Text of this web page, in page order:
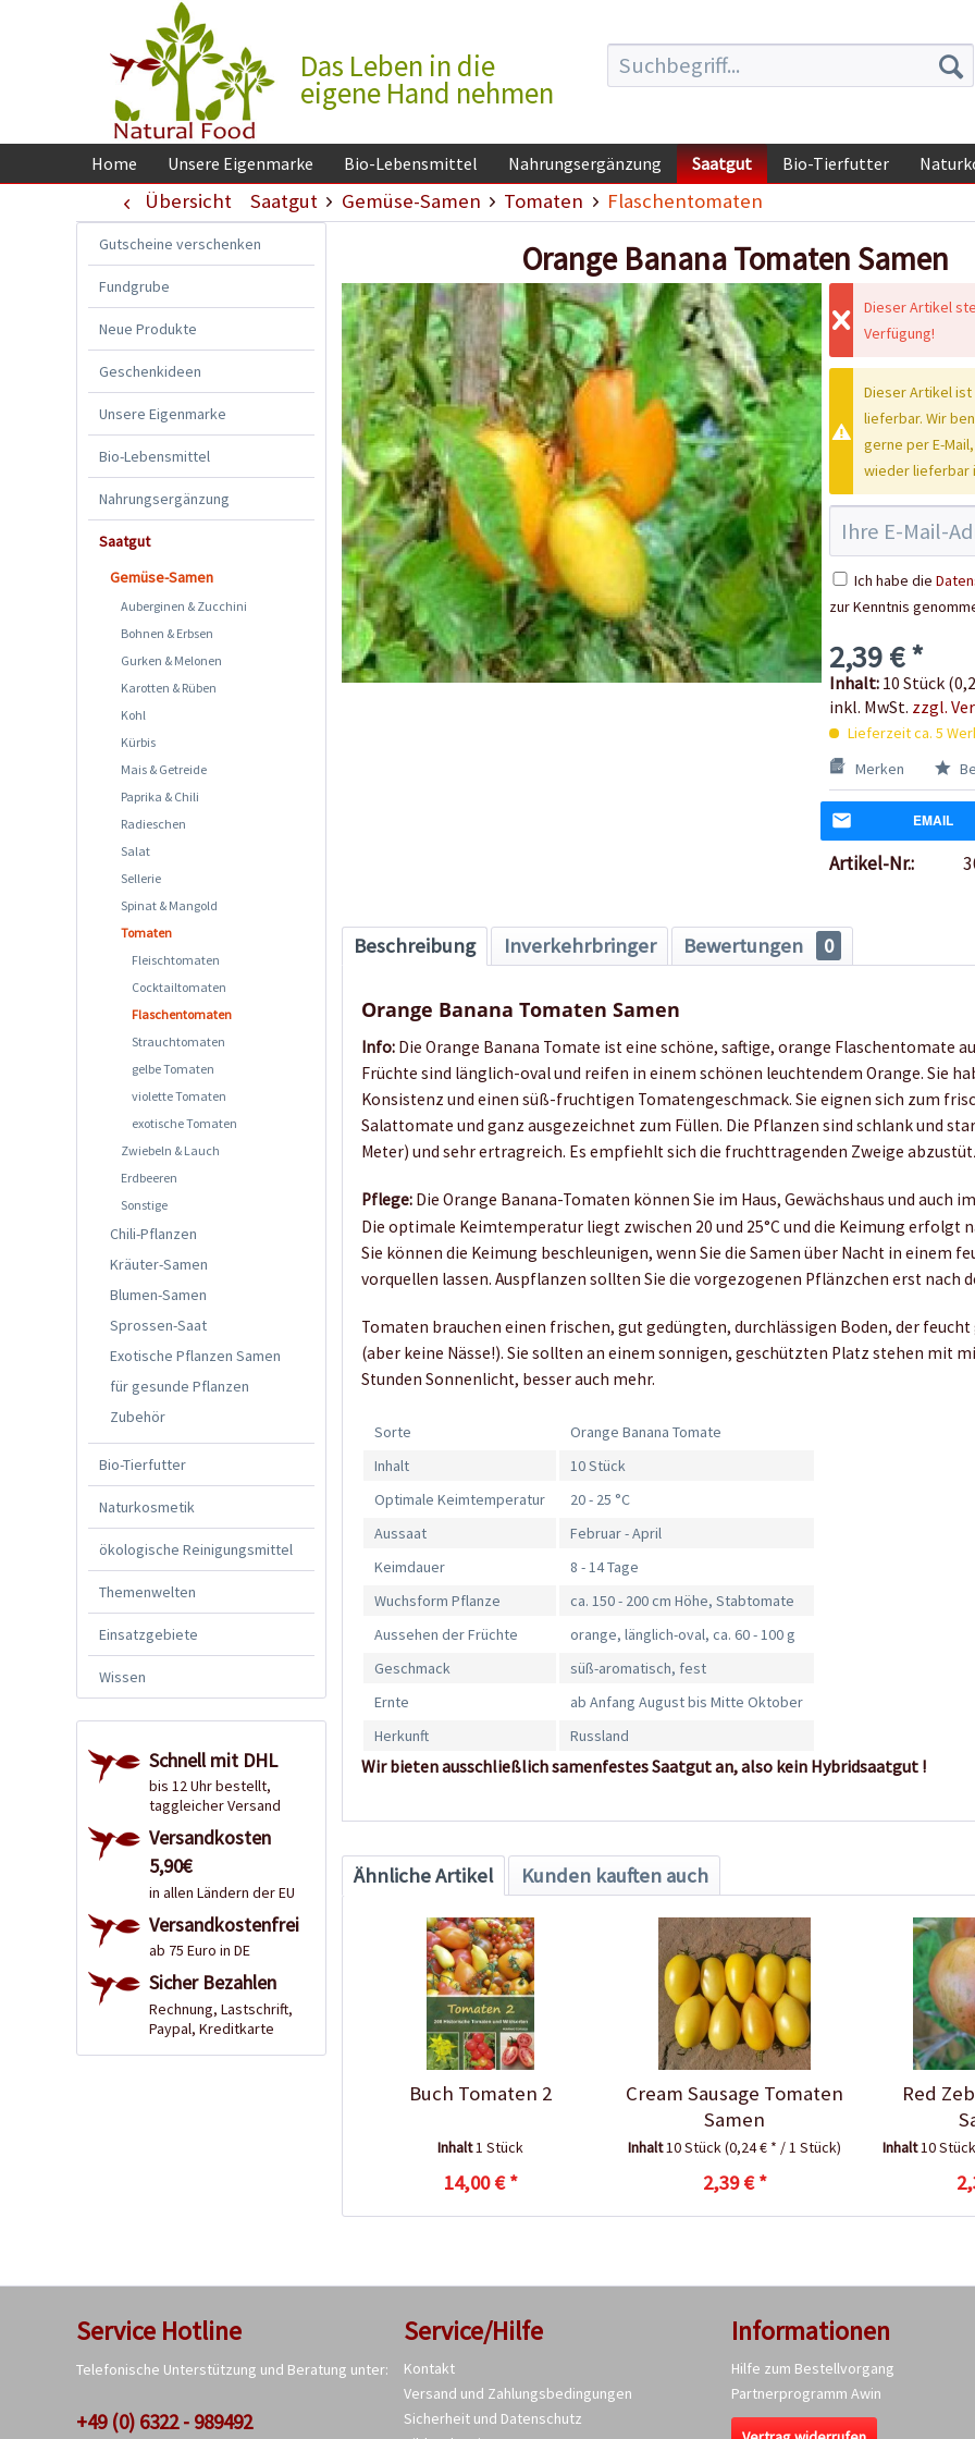
Das Leben in die
eigene Hand nehmen
Home Unsere Eigenmarke Bio-Lebensmittel Nahrungsergänzung Saatgut Bio-Tierfutter
Übersicht Saatgut Gemüse-Samen Tomaten Flaschentomaten
Gutscheine verschenken
Fundgrube
Neue Produkte
Geschenkideen
Unsere Eigenmarke
Bio-Lebensmittel
Nahrungsergänzung
Saatgut
Gemüse-Samen
Auberginen & Zucchini
Bohnen & Erbsen
Gurken & Melonen
Karotten & Rüben
Kohl
Kürbis
Mais & Getreide
Paprika & Chili
Radieschen
Salat
Sellerie
Spinat & Mangold
Tomaten
Fleischtomaten
Cocktailtomaten
Flaschentomaten
Strauchtomaten
gelbe Tomaten
violette Tomaten
exotische Tomaten
Zwiebeln & Lauch
Erdbeeren
Sonstige
Chili-Pflanzen
Kräuter-Samen
Blumen-Samen
Sprossen-Saat
Exotische Pflanzen Samen
für gesunde Pflanzen
Zubehör
Bio-Tierfutter
Naturkosmetik
ökologische Reinigungsmittel
Themenwelten
Einsatzgebiete
Wissen
Schnell mit DHL
bis 12 Uhr bestellt,
taggleicher Versand
Versandkosten
5,90€
in allen Ländern der EU
Versandkostenfrei
ab 75 Euro in DE
Sicher Bezahlen
Rechnung, Lastschrift,
Paypal, Kreditkarte
Orange Banana Tomaten Samen
Dieser Artikel
Verfügung!
Dieser Artikel
lieferbar. Wir
gerne per E-
wieder lieferbar
Ich habe die
zur Kenntnis
2,39 € *
Inhalt: 10 Stück
inkl. MwSt. zzgl.
Lieferzeit ca. 5
Merken
EMAIL
Artikel-Nr.:
Beschreibung Inverkehrbringer Bewertungen 0
Orange Banana Tomaten Samen
Info: Die Orange Banana Tomate ist eine schöne, saftige, orange Flaschentomate
Früchte sind länglich-oval und reifen in einem schönen leuchtendem Orange. Sie
Konsistenz und einen süß-fruchtigen Tomatengeschmack. Sie eignen sich zum
Salattomate und ganz ausgezeichnet zum Füllen. Die Pflanzen sind schlank und
Meter) und sehr ertragreich. Es empfiehlt sich die fruchttragenden Zweige
Pflege: Die Orange Banana-Tomaten können Sie im Haus, Gewächshaus und auch
Die optimale Keimtemperatur liegt zwischen 20 und 25°C und die Keimung erfolgt
Sie können die Keimung beschleunigen, wenn Sie die Samen über Nacht in einem
vorquellen lassen. Auspflanzen sollten Sie die vorgezogenen Pflänzchen erst nach
Tomaten brauchen einen frischen, gut gedüngten, durchlässigen Boden, der
(aber keine Nässe!). Sie sollten an einem sonnigen, geschützten Platz stehen mit
Stunden Sonnenlicht, besser auch mehr.
Sorte
Orange Banana Tomate
Inhalt
10 Stück
Optimale Keimtemperatur
20 - 25 °C
Aussaat
Februar - April
Keimdauer
8 - 14 Tage
Wuchsform Pflanze
ca. 150 - 200 cm Höhe, Stabtomate
Aussehen der Früchte
orange, länglich-oval, ca. 60 - 100 g
Geschmack
süß-aromatisch, fest
Ernte
ab Anfang August bis Mitte Oktober
Herkunft
Russland
Wir bieten ausschließlich samenfestes Saatgut an, also kein Hybridsaatgut !
Ähnliche Artikel Kunden kauften auch
Buch Tomaten 2
Inhalt1 Stück
14,00 € *
Cream Sausage Tomaten
Samen
Inhalt10 Stück(0,24 € * / 1 Stück)
2,39 € *
Red
Inhalt10 Stück
Service Hotline
Telefonische Unterstützung und Beratung unter:
+49 (0) 6322 - 989492
Service/Hilfe
Kontakt
Versand und Zahlungsbedingungen
Sicherheit und Datenschutz
Informationen
Hilfe zum Bestellvorgang
Partnerprogramm Awin